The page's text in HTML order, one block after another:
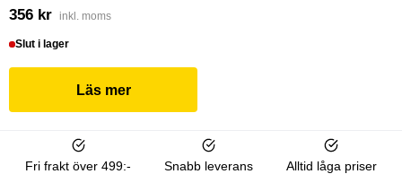
356 kr inkl. moms
Slut i lager
Läs mer
Fri frakt över 499:- Snabb leverans Alltid låga priser